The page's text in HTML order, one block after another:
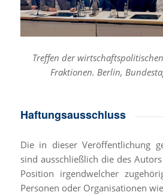
Treffen der
Fraktionen. Berlin,
Haftungsausschluss
Die in dieser Veröffentlichung
sind ausschließlich die des
Position irgendwelcher
Personen oder Organisationen